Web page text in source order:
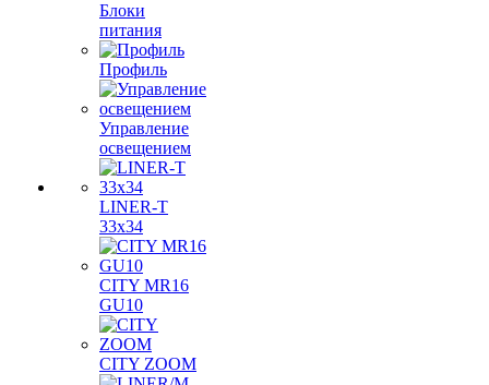
Блоки
питания
Профиль
Управление
освещением
LINER-T
33x34
CITY MR16
GU10
CITY ZOOM